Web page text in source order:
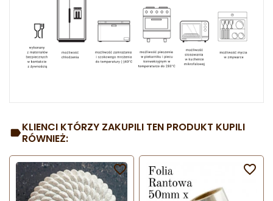
KLIENCI KTÓRZY ZAKUPILI TEN PRODUKT KUPILI
RÓWNIEŻ:
 